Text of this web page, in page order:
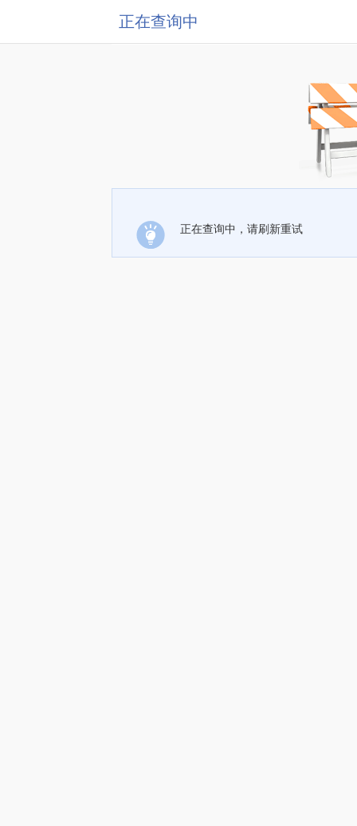
正在查询中
正在查询中，请刷新重试